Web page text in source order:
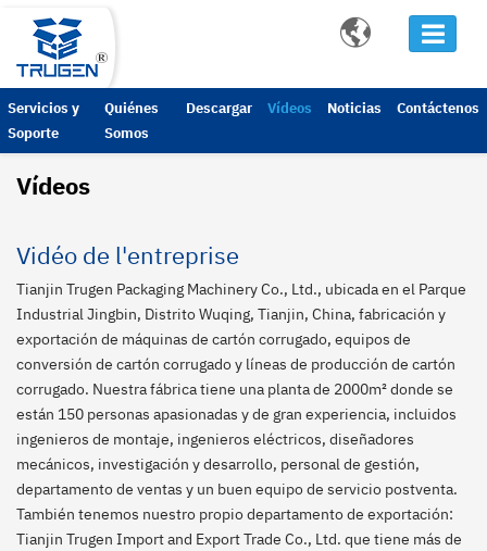

Servicios y
Soporte
Quiénes
Somos
Descargar Vídeos Noticias Contáctenos
Vídeos
Vidéo de l'entreprise
Tianjin Trugen Packaging Machinery Co., Ltd., ubicada en el Parque
Industrial Jingbin, Distrito Wuqing, Tianjin, China, fabricación y
exportación de máquinas de cartón corrugado, equipos de
conversión de cartón corrugado y líneas de producción de cartón
corrugado. Nuestra fábrica tiene una planta de 2000m² donde se
están 150 personas apasionadas y de gran experiencia, incluidos
ingenieros de montaje, ingenieros eléctricos, diseñadores
mecánicos, investigación y desarrollo, personal de gestión,
departamento de ventas y un buen equipo de servicio postventa.
También tenemos nuestro propio departamento de exportación:
Tianjin Trugen Import and Export Trade Co., Ltd. que tiene más de